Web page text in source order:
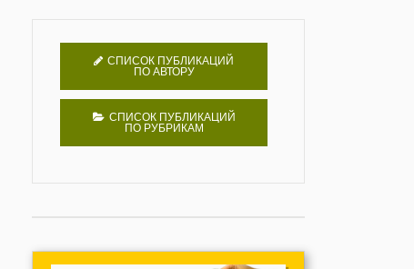
СПИСОК ПУБЛИКАЦИЙ
ПО АВТОРУ
СПИСОК ПУБЛИКАЦИЙ
ПО РУБРИКАМ